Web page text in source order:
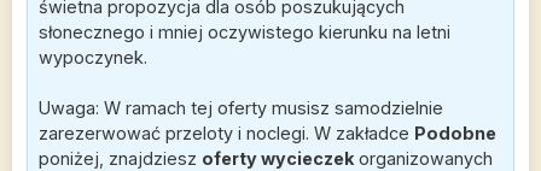
świetna propozycja dla osób poszukujących
słonecznego i mniej oczywistego kierunku na letni
wypoczynek.
Uwaga: W ramach tej oferty musisz samodzielnie
zarezerwować przeloty i noclegi. W zakładce Podobne
poniżej, znajdziesz oferty wycieczek organizowanych